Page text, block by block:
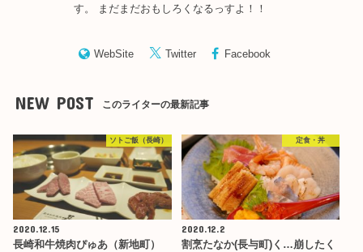
す。 まだまだおもしろくなるっすよ！！
WebSite Twitter Facebook
NEW POST このライターの最新記事
ソトご飯（長崎）
2020.12.15
長崎和牛焼肉ぴゅあ（新地町）
定食・丼
2020.12.2
割烹たなか(長与町)く…崩したく